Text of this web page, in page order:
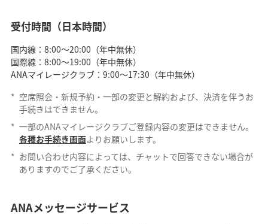
受付時間（日本時間）
国内線：8:00～20:00（年中無休）
国際線：8:00～19:00（年中無休）
ANAマイレージクラブ：9:00～17:30（年中無休）
* 空席照会・新規予約・一部の変更と解約および、決済を伴うお
手続きはできません。
* 一部のANAマイレージクラブご登録内容の変更はできません。
各種お手続き画面よりお願いします。
* お問い合わせ内容によっては、チャットで回答できない場合が
ありますのでご了承ください。
ANAメッセージサービス